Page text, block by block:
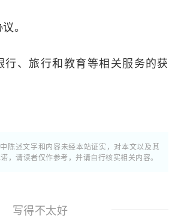
。
、旅行和教育等相关服务的获
陈述文字和内容未经本站证实，对本文以及其
请读者仅作参考，并请自行核实相关内容。
写得不太好